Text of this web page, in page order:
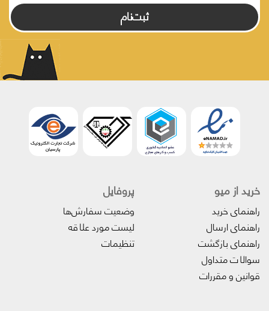
ثبت‌نام
خرید از میو
راهنمای خرید
راهنمای ارسال
راهنمای بازگشت
سوالات متداول
قوانین و مقررات
پروفایل‌
وضعیت سفارش‌ها
لیست مورد علاقه
تنظیمات